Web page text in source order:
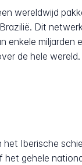
wereldwijd
Dit
de hele wereld.
Iberische
gehele